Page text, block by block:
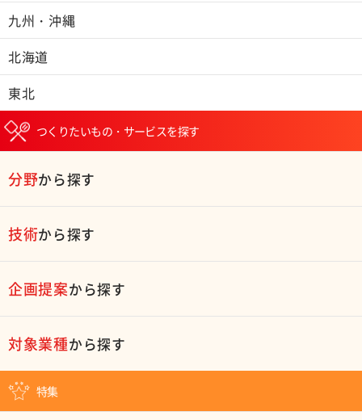
九州・沖縄
北海道
東北
つくりたいもの・サービスを探す
分野から探す
技術から探す
企画提案から探す
対象業種から探す
特集